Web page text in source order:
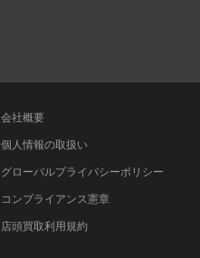
会社概要
個人情報の取扱い
グローバルプライバシーポリシー
コンプライアンス憲章
店頭買取利用規約